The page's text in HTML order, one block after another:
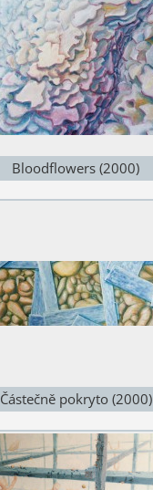
Bloodflowers (2000)
Částečně pokryto (2000)